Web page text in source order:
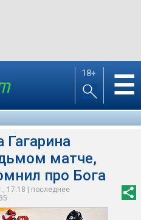
18+ ☰
Гагарина
матче,
про Бога
17:18 | последнее